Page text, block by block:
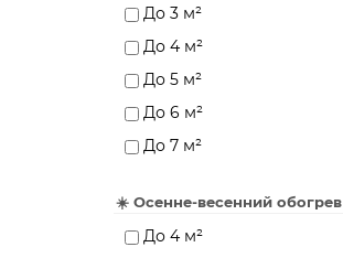
Zilon
Делсот
Теплофон
До 3 м²
До 4 м²
До 5 м²
До 6 м²
До 7 м²
До 13 м²
До 15 м²
☀️ Осенне-весенний обогрев
До 4 м²